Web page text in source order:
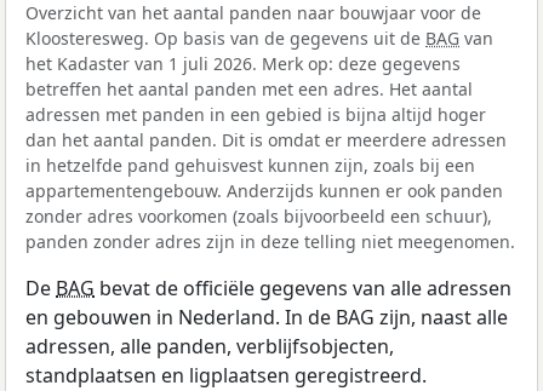
Overzicht van het aantal panden naar bouwjaar voor de
Kloosteresweg. Op basis van de gegevens uit de BAG van
het Kadaster van 1 juli 2026. Merk op: deze gegevens
betreffen het aantal panden met een adres. Het aantal
adressen met panden in een gebied is bijna altijd hoger
dan het aantal panden. Dit is omdat er meerdere adressen
in hetzelfde pand gehuisvest kunnen zijn, zoals bij een
appartementengebouw. Anderzijds kunnen er ook panden
zonder adres voorkomen (zoals bijvoorbeeld een schuur),
panden zonder adres zijn in deze telling niet meegenomen.
De BAG bevat de officiële gegevens van alle adressen
en gebouwen in Nederland. In de BAG zijn, naast alle
adressen, alle panden, verblijfsobjecten,
standplaatsen en ligplaatsen geregistreerd.